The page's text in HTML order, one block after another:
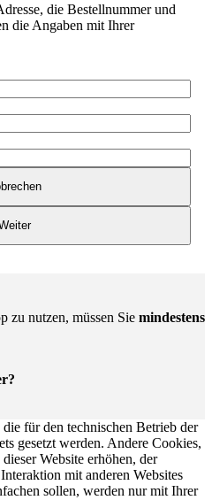
die Bestellnummer und
die Angaben mit Ihrer
zu nutzen, müssen Sie mindestens
für den technischen Betrieb der
gesetzt werden. Andere Cookies,
Website erhöhen, der
mit anderen Websites
sollen, werden nur mit Ihrer